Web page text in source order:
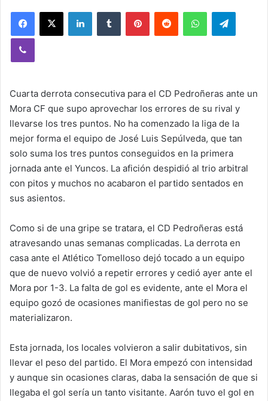
Cuarta derrota consecutiva para el CD Pedroñeras ante un
Mora CF que supo aprovechar los errores de su rival y
llevarse los tres puntos. No ha comenzado la liga de la
mejor forma el equipo de José Luis Sepúlveda, que tan
solo suma los tres puntos conseguidos en la primera
jornada ante el Yuncos. La afición despidió al trio arbitral
con pitos y muchos no acabaron el partido sentados en
sus asientos.
Como si de una gripe se tratara, el CD Pedroñeras está
atravesando unas semanas complicadas. La derrota en
casa ante el Atlético Tomelloso dejó tocado a un equipo
que de nuevo volvió a repetir errores y cedió ayer ante el
Mora por 1-3. La falta de gol es evidente, ante el Mora el
equipo gozó de ocasiones manifiestas de gol pero no se
materializaron.
Esta jornada, los locales volvieron a salir dubitativos, sin
llevar el peso del partido. El Mora empezó con intensidad
y aunque sin ocasiones claras, daba la sensación de que si
llegaba el gol sería un tanto visitante. Aarón tuvo el gol en